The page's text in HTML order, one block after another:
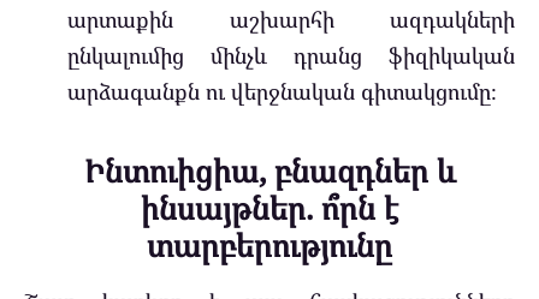
արտաքին աշխարհի ազդակների
ընկալումից մինչև դրանց ֆիզիկական
արձագանքն ու վերջնական գիտակցումը։
Ինտուիցիա, բնազդներ և
ինսայթներ. ո՞րն է
տարբերությունը